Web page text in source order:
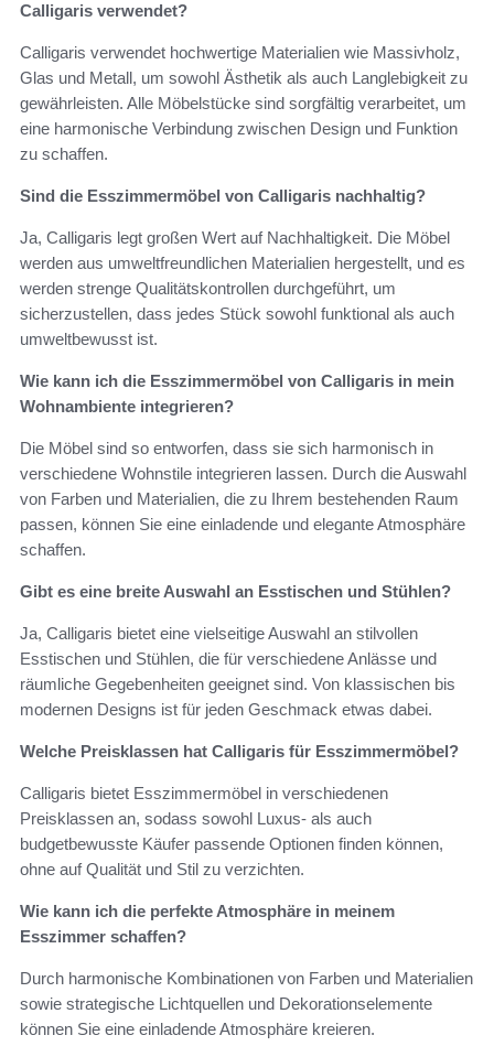
Calligaris verwendet?
Calligaris verwendet hochwertige Materialien wie Massivholz,
Glas und Metall, um sowohl Ästhetik als auch Langlebigkeit zu
gewährleisten. Alle Möbelstücke sind sorgfältig verarbeitet, um
eine harmonische Verbindung zwischen Design und Funktion
zu schaffen.
Sind die Esszimmermöbel von Calligaris nachhaltig?
Ja, Calligaris legt großen Wert auf Nachhaltigkeit. Die Möbel
werden aus umweltfreundlichen Materialien hergestellt, und es
werden strenge Qualitätskontrollen durchgeführt, um
sicherzustellen, dass jedes Stück sowohl funktional als auch
umweltbewusst ist.
Wie kann ich die Esszimmermöbel von Calligaris in mein
Wohnambiente integrieren?
Die Möbel sind so entworfen, dass sie sich harmonisch in
verschiedene Wohnstile integrieren lassen. Durch die Auswahl
von Farben und Materialien, die zu Ihrem bestehenden Raum
passen, können Sie eine einladende und elegante Atmosphäre
schaffen.
Gibt es eine breite Auswahl an Esstischen und Stühlen?
Ja, Calligaris bietet eine vielseitige Auswahl an stilvollen
Esstischen und Stühlen, die für verschiedene Anlässe und
räumliche Gegebenheiten geeignet sind. Von klassischen bis
modernen Designs ist für jeden Geschmack etwas dabei.
Welche Preisklassen hat Calligaris für Esszimmermöbel?
Calligaris bietet Esszimmermöbel in verschiedenen
Preisklassen an, sodass sowohl Luxus- als auch
budgetbewusste Käufer passende Optionen finden können,
ohne auf Qualität und Stil zu verzichten.
Wie kann ich die perfekte Atmosphäre in meinem
Esszimmer schaffen?
Durch harmonische Kombinationen von Farben und Materialien
sowie strategische Lichtquellen und Dekorationselemente
können Sie eine einladende Atmosphäre kreieren.